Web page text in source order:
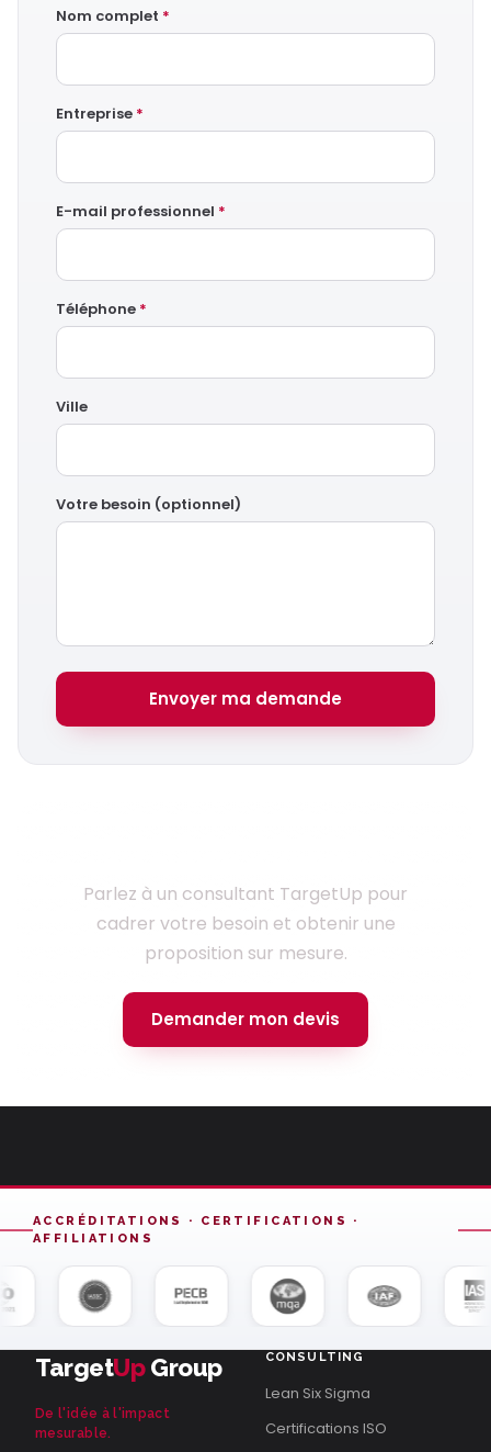
Nom complet *
Entreprise *
E-mail professionnel *
Téléphone *
Ville
Votre besoin (optionnel)
Envoyer ma demande
Parlez à un consultant TargetUp pour
cadrer votre besoin et obtenir une
proposition sur mesure.
Demander mon devis
ACCRÉDITATIONS · CERTIFICATIONS ·
AFFILIATIONS
TargetUpGroup
De l'idée à l'impact
mesurable.
CONSULTING
Lean Six Sigma
Certifications ISO